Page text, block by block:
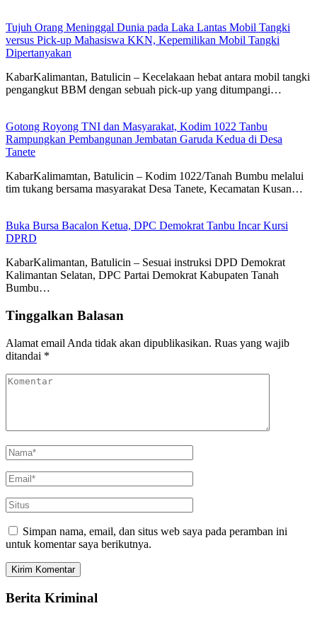
Tujuh Orang Meninggal Dunia pada Laka Lantas Mobil Tangki
versus Pick-up Mahasiswa KKN, Kepemilikan Mobil Tangki
Dipertanyakan
KabarKalimantan, Batulicin – Kecelakaan hebat antara mobil tangki
pengangkut BBM dengan sebuah pick-up yang ditumpangi…
Gotong Royong TNI dan Masyarakat, Kodim 1022 Tanbu
Rampungkan Pembangunan Jembatan Garuda Kedua di Desa
Tanete
KabarKalimamtan, Batulicin – Kodim 1022/Tanah Bumbu melalui
tim tukang bersama masyarakat Desa Tanete, Kecamatan Kusan…
Buka Bursa Bacalon Ketua, DPC Demokrat Tanbu Incar Kursi
DPRD
KabarKalimantan, Batulicin – Sesuai instruksi DPD Demokrat
Kalimantan Selatan, DPC Partai Demokrat Kabupaten Tanah
Bumbu…
Tinggalkan Balasan
Alamat email Anda tidak akan dipublikasikan. Ruas yang wajib
ditandai *
Simpan nama, email, dan situs web saya pada peramban ini
untuk komentar saya berikutnya.
Berita Kriminal